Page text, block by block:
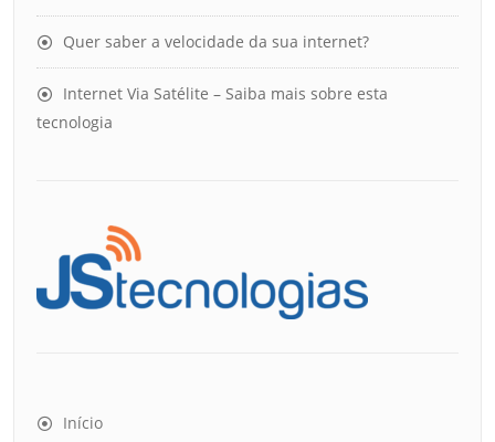
Quer saber a velocidade da sua internet?
Internet Via Satélite – Saiba mais sobre esta
tecnologia
Início